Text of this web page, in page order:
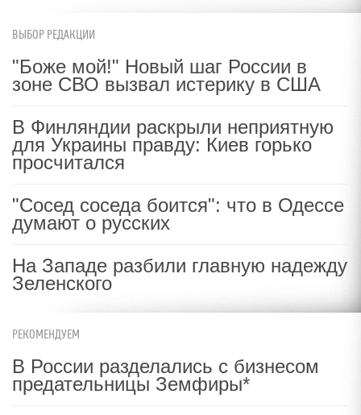
ВЫБОР РЕДАКЦИИ
"Боже мой!" Новый шаг России в
зоне СВО вызвал истерику в США
В Финляндии раскрыли неприятную
для Украины правду: Киев горько
просчитался
"Сосед соседа боится": что в Одессе
думают о русских
На Западе разбили главную надежду
Зеленского
РЕКОМЕНДУЕМ
В России разделались с бизнесом
предательницы Земфиры*